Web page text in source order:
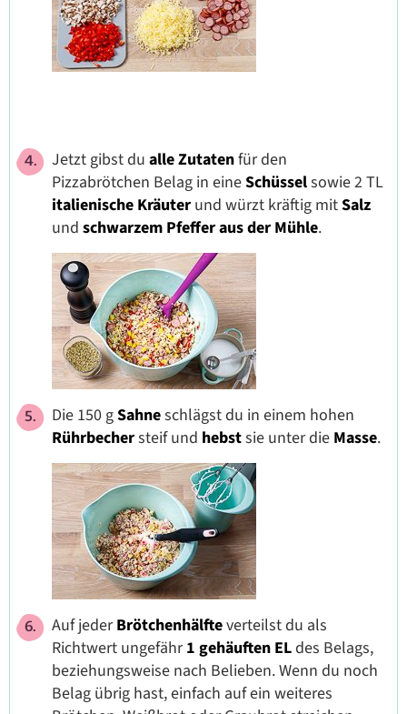
Jetzt gibst du alle Zutatenfür den
Pizzabrötchen Belag in eineSchüsselsowie 2 TL
italienische Kräuter und würzt kräftig mitSalz
und schwarzem Pfeffer aus der Mühle.
Die 150 gSahneschlägst du in einem hohen
Rührbechersteif und hebstsie unter die Masse.
Auf jederBrötchenhälfteverteilst du als
Richtwert ungefähr1 gehäuften ELdes Belags,
beziehungsweise nach Belieben. Wenn du noch
Belag übrig hast, einfach auf ein weiteres